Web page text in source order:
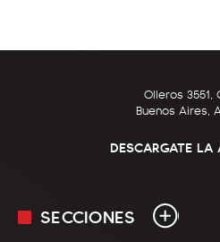
Olleros 3551,
Buenos Aires,
DESCARGATE LA
SECCIONES